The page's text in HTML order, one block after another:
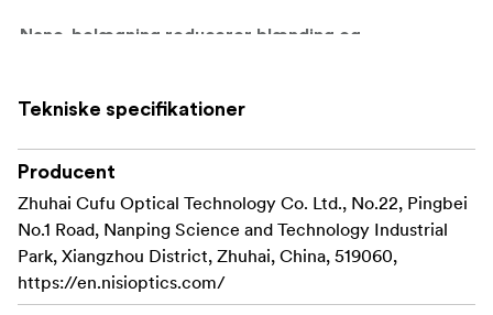
Nano-belægning reducerer blænding og
kontrast.
JetMag Pro Magnetic System for Fast Workflow
Sæt filteret på eller fjern det på få sekunder meddet
magnetiske beslag; perfekt til hurtigt skiftende
solforhold.
Patenteret låsedesign - Låsemekanismen holder
Tekniske specifikationer
Producent
Zhuhai Cufu Optical Technology Co. Ltd., No.22, Pingbei
No.1 Road, Nanping Science and Technology Industrial
Park, Xiangzhou District, Zhuhai, China, 519060,
https://en.nisioptics.com/